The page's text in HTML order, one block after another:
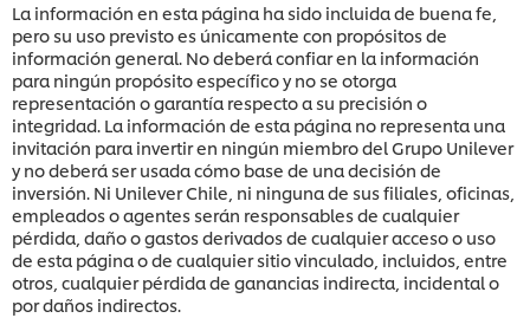
La información en esta página ha sido incluida de buena fe,
pero su uso previsto es únicamente con propósitos de
información general. No deberá confiar en la información
para ningún propósito específico y no se otorga
representación o garantía respecto a su precisión o
integridad. La información de esta página no representa una
invitación para invertir en ningún miembro del Grupo Unilever
y no deberá ser usada cómo base de una decisión de
inversión. Ni Unilever Chile, ni ninguna de sus filiales, oficinas,
empleados o agentes serán responsables de cualquier
pérdida, daño o gastos derivados de cualquier acceso o uso
de esta página o de cualquier sitio vinculado, incluidos, entre
otros, cualquier pérdida de ganancias indirecta, incidental o
por daños indirectos.